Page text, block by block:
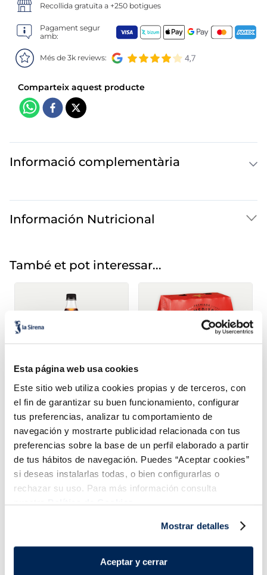
Esta página web usa cookies
Este sitio web utiliza cookies propias y de terceros, con
el fin de garantizar su buen funcionamiento, configurar
tus preferencias, analizar tu comportamiento de
navegación y mostrarte publicidad relacionada con tus
preferencias sobre la base de un perfil elaborado a partir
de tus hábitos de navegación. Puedes “Aceptar cookies”
si deseas instalarlas todas, o bien configurarlas o
rechazar su uso. Para más información consulta
nuestraPolítica de Cookies.
Mostrar detalles
Aceptar y cerrar
Recollida gratuïta a +250 botigues
Pagament segur
amb:
Més de 3k reviews:
Informació complementària
Información Nutricional
També et pot interessar...
Cola Zero
€
Ampolla 1 l
Añadir
Cervesa Estrella Damm
3,66 €
Pack 6 u
Añadir
Combina-ho i fes un menú de 10!
. menus
10. helados polos